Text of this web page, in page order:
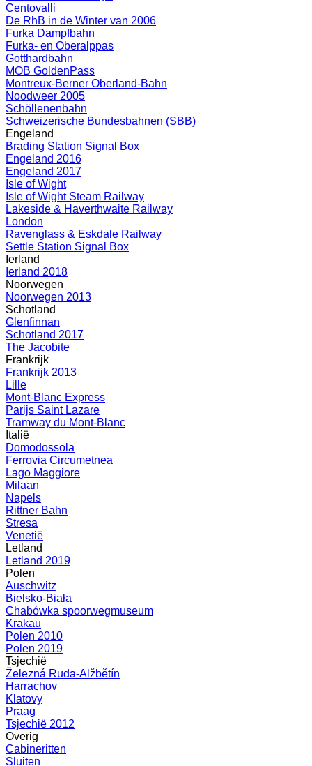
Centovalli
De RhB in de Winter van 2006
Furka Dampfbahn
Furka- en Oberalppas
Gotthardbahn
MOB GoldenPass
Montreux-Berner Oberland-Bahn
Noodweer 2005
Schöllenenbahn
Schweizerische Bundesbahnen (SBB)
Engeland
Brading Station Signal Box
Engeland 2016
Engeland 2017
Isle of Wight
Isle of Wight Steam Railway
Lakeside & Haverthwaite Railway
London
Ravenglass & Eskdale Railway
Settle Station Signal Box
Ierland
Ierland 2018
Noorwegen
Noorwegen 2013
Schotland
Glenfinnan
Schotland 2017
The Jacobite
Frankrijk
Frankrijk 2013
Lille
Mont-Blanc Express
Parijs Saint Lazare
Tramway du Mont-Blanc
Italië
Domodossola
Ferrovia Circumetnea
Lago Maggiore
Milaan
Napels
Rittner Bahn
Stresa
Venetië
Letland
Letland 2019
Polen
Auschwitz
Bielsko-Biała
Chabówka spoorwegmuseum
Krakau
Polen 2010
Polen 2019
Tsjechië
Železná Ruda-Alžbětín
Harrachov
Klatovy
Praag
Tsjechië 2012
Overig
Cabineritten
Sluiten